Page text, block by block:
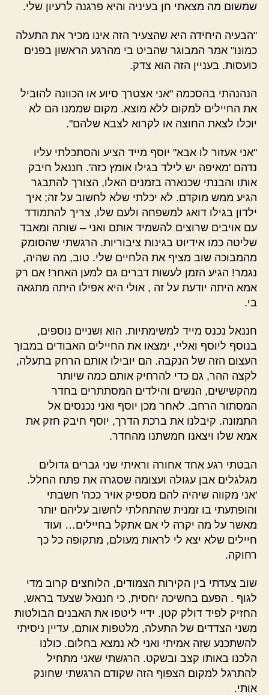
שמשום מה מצאתי חן בעיניה והיא פרגנה לרעיון שלי.
"הבעיה היחידה היא שהצעיר הזה אינו מכיר את התעלה
כמונו" אמר המבוגר שהביט בי מהרגע הראשון בפנים
כועסות. בעניין הזה הוא צדק.
הנהנהתי בהסכמה "אני אצטרך סיוע או הכוונה להוביל
את החיילים למקום ללא מוצא. מקום שממנו הם לא
יוכלו לצאת החוצה או לקרוא לצבא שלהם".
"אני אעזור לו אבא" יוסף מייד הציע והסתכלתי עליו
נדהם 'מאיפה יש לילד בגילו אומץ כזה'. חננאל חיבק
אותו והבנתי שכנארה בזמנים האלו, הצורך להתבגר
הגיע ממש מוקדם. לא יכלתי שלא לחשוב על זה; איך
ילדון בגילו דואג למשפחה ולעם שלו, צריך להתמודד
עם אויבים שרוצים להשמיד אותם ואני – שותה ומאבד
שליטה כמו אידיוט בגינות ציבוריות. הרגשתי שהסומק
מהמבוכה שוב מציף את הלחיים שלי. טוב, מה שהיה,
נגמר! הגיע הזמן לעשות דברים גם למען האחר! אם רק
אמא היתה יודעת על זה , אולי היא אפילו היתה מתגאה
בי.
חננאל נכנס מייד למשימתיות. הוא ושניים נוספים,
בנוסף ליוסף ואליי, ימצאו את החיילים האבודים במבוך
העצום הזה של הנקבה. הם יובילו אותם הרחק בתעלה,
לקצה ההר, גם כדי להרחיק אותם כמה שיותר
מהקשישים, הנשים והילדים המסתתרים בחדר
המסתור הרחב. לאחר מכן יוסף ואני נכנסים אל
התמונה. קיבלנו את ברכת הדרך, יוסף חיבק חזק את
אמא שלו ויצאנו חמשתנו מהחדר.
הבטתי רגע אחד אחורה וראיתי שני גברים גדולים
מגלגלים אבן עגולה ועצומה שסגרה את פתח החלל.
'אני מקווה שיהיה להם מספיק אויר ככה' חשבתי
והופתעתי בו זמנית שהתחלתי לחשוב עליהם יותר
מאשר על מה יקרה לי אם אתקל בחיילים… ועוד
חיילים שלא יצא לי לראות מעולם, מתקופה כל כך
רחוקה.
שוב צעדתי בין הקירות הצמודים, הלוחצים קרוב מדי
לגוף . הפעם בחשיכה יחסית, כי חננאל שצעד בראש,
החזיק לפיד דולק קטן. ידיי ליטפו את האבנים הבולטות
משני הצדדים של התעלה, מלטפות אותם, עדיין ניסיתי
להשתכנע שזה אמיתי ואני לא נמצא בחלום. כולנו
הלכנו באותו קצב ובשקט. הרגשתי שאני מתחיל
להתרגל למקום הצפוף הזה שקודם הרגשתי שחונק
אותי.